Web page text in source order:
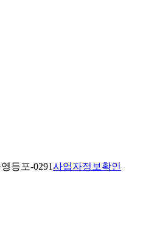
등포-0291사업자정보확인